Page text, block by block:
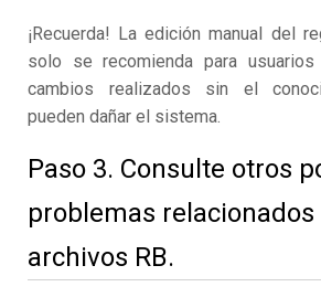
¡Recuerda! La edición manual del
solo se recomienda para
cambios realizados sin el
pueden dañar el sistema.
Paso 3. Consulte otros
problemas relacionados
archivos RB.